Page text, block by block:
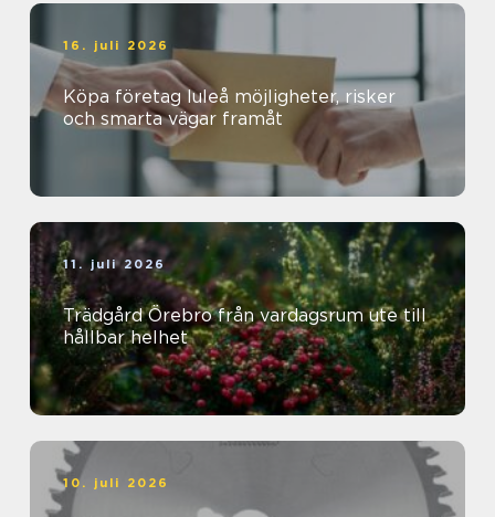
16. juli 2026
Köpa företag luleå möjligheter, risker
och smarta vägar framåt
11. juli 2026
Trädgård Örebro från vardagsrum ute till
hållbar helhet
10. juli 2026